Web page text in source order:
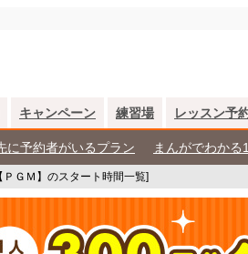
キャンペーン 練習場 レッスン予
に予約者がいるプラン まんがでわかる
ＧＭ】のスタート時間一覧]